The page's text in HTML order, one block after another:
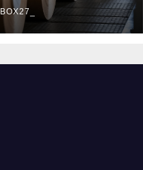
из
волокна